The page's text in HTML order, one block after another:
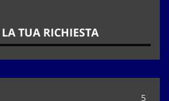
TUA RICHIESTA
5